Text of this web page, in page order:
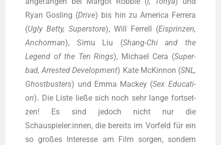
Ryan Gosling (Dri­ve) bis hin zu Ame­ri­ca Fer­rera
(Ugly Bet­ty, Super­s­to­re), Will Fer­rell (Eis­prin­zen,
Anchor­man), Simu Liu (Shang-Chi and the
Legend of the Ten Rings), Micha­el Cera (Super­
bad, Arres­ted Deve­lo­p­ment) Kate McK­in­non (SNL,
Ghost­bus­ters) und Emma Mackey (Sex Edu­ca­ti­
on). Die Lis­te lie­ße sich noch sehr lan­ge fort­set­
zen! Es sind jedoch nicht nur die
Schauspieler:innen, die bereits im Vor­feld für ein
so gro­ßes Inter­es­se am Film sor­gen, son­dern